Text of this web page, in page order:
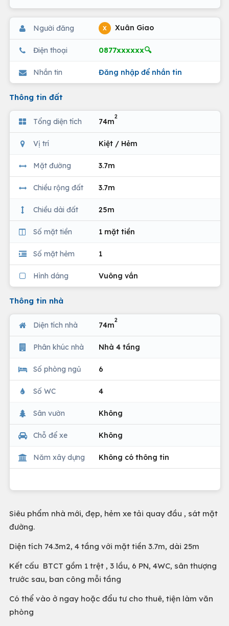
Người đăng X Xuân Giao
Điện thoại 0877xxxxxx🔍
Nhắn tin Đăng nhập để nhắn tin
Thông tin đất
Tổng diện tích 74m
2
Vị trí Kiệt / Hẻm
Mặt đường 3.7m
Chiều rộng đất 3.7m
Chiều dài đất 25m
Số mặt tiền 1 mặt tiền
Số mặt hẻm 1
Hình dáng Vuông vắn
Thông tin nhà
Diện tích nhà 74m
2
Phân khúc nhà Nhà 4 tầng
Số phòng ngủ 6
Số WC 4
Sân vườn Không
Chỗ để xe Không
Năm xây dựng Không có thông tin
Siêu phẩm nhà mới, đẹp, hẻm xe tải quay đầu , sát mặt
đường.
Diện tích 74.3m2, 4 tầng với mặt tiền 3.7m, dài 25m
Kết cấu BTCT gồm 1 trệt , 3 lầu, 6 PN, 4WC, sân thượng
trước sau, ban công mỗi tầng
Có thể vào ở ngay hoặc đẩu tư cho thuê, tiện làm văn
phòng